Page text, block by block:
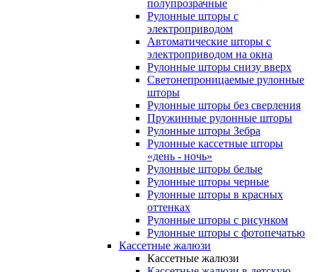
полупрозрачные
Рулонные шторы с
электроприводом
Автоматические шторы с
электроприводом на окна
Рулонные шторы снизу вверх
Светонепроницаемые рулонные
шторы
Рулонные шторы без сверления
Пружинные рулонные шторы
Рулонные шторы Зебра
Рулонные кассетные шторы
«день - ночь»
Рулонные шторы белые
Рулонные шторы черные
Рулонные шторы в красных
оттенках
Рулонные шторы с рисунком
Рулонные шторы с фотопечатью
Кассетные жалюзи
Кассетные жалюзи